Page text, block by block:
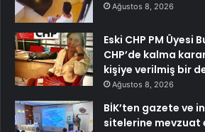
Ağustos 8, 2026
Eski CHP PM Üyesi
CHP’de kalma
kişiye verilmiş bir
Ağustos 8, 2026
BİK’ten gazete ve
sitelerine mevzuat